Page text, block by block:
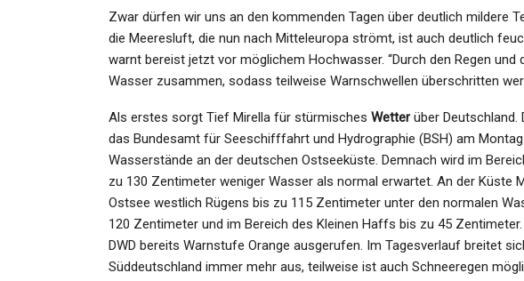
Zwar dürfen wir uns an den kommenden Tagen über deutlich mildere
die Meeresluft, die nun nach Mitteleuropa strömt, ist auch deutlich
warnt bereist jetzt vor möglichem Hochwasser. “Durch den Regen
Wasser zusammen, sodass teilweise Warnschwellen überschritten
Als erstes sorgt Tief Mirella für stürmisches Wetterüber Deutschland.
das Bundesamt für Seeschifffahrt und Hydrographie (BSH) am
Wasserstände an der deutschen Ostseeküste. Demnach wird im
zu 130 Zentimeter weniger Wasser als normal erwartet. An der Küste
Ostsee westlich Rügens bis zu 115 Zentimeter unter den normalen
120 Zentimeter und im Bereich des Kleinen Haffs bis zu 45
DWD bereits Warnstufe Orange ausgerufen. Im Tagesverlauf breitet
Süddeutschland immer mehr aus, teilweise ist auch Schneeregen
KULTUR
Nachruf Auf Roberta Flack: Die
Ganze Welt In Einem Song
Admin Feb 24, 2025